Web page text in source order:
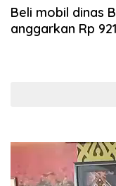
Beli mobil dinas
anggarkan Rp